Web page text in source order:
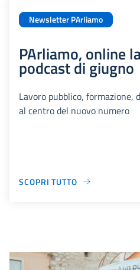
Newsletter PArliamo
PArliamo, online
podcast di giugno
Lavoro pubblico, formazione,
al centro del nuovo numero
SCOPRI TUTTO